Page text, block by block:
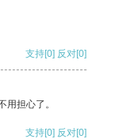
支持[0] 反对[0]
担心了。
支持[0] 反对[0]